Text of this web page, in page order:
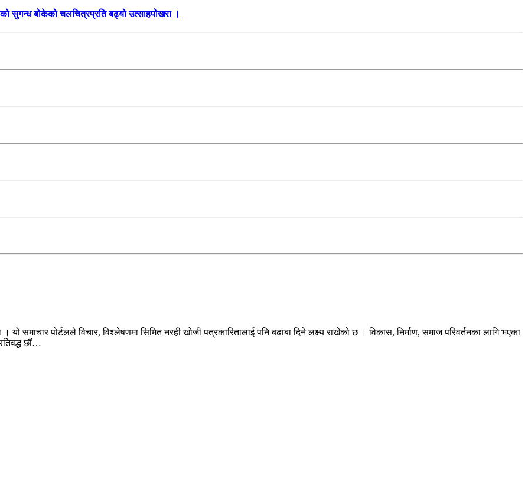
सुगन्ध बोकेको चलचित्रप्रति बढ्यो उत्साहपोखरा ।
समाचार पोर्टलले विचार, विश्लेषणमा सिमित नरही खोजी पत्रकारितालाई पनि बढाबा दिने लक्ष्य राखेको छ । विकास, निर्माण, समाज परिवर्तनका लागि भएका
छौं…